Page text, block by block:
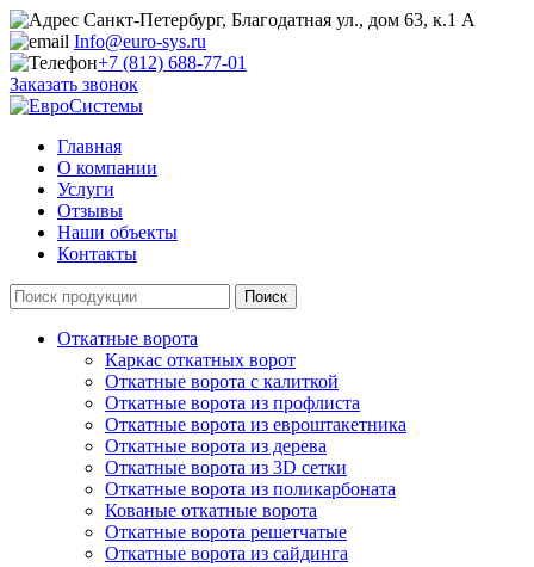
Санкт-Петербург, Благодатная ул., дом 63, к.1 А
Info@euro-sys.ru
+7 (812) 688-77-01
Заказать звонок
Главная
О компании
Услуги
Отзывы
Наши объекты
Контакты
Откатные ворота
Каркас откатных ворот
Откатные ворота с калиткой
Откатные ворота из профлиста
Откатные ворота из евроштакетника
Откатные ворота из дерева
Откатные ворота из 3D сетки
Откатные ворота из поликарбоната
Кованые откатные ворота
Откатные ворота решетчатые
Откатные ворота из сайдинга